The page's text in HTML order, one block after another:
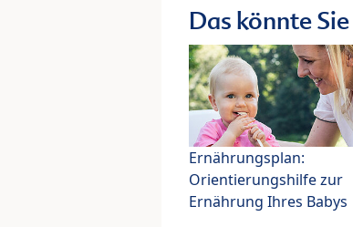
Das könnte
Ernährungsplan:
Orientierungshilfe zur
Ernährung Ihres Babys